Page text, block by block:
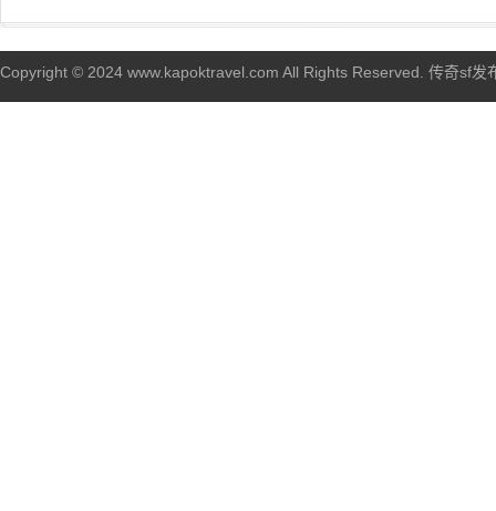
Copyright © 2024 www.kapoktravel.com All Rights Reserved. 传奇sf发